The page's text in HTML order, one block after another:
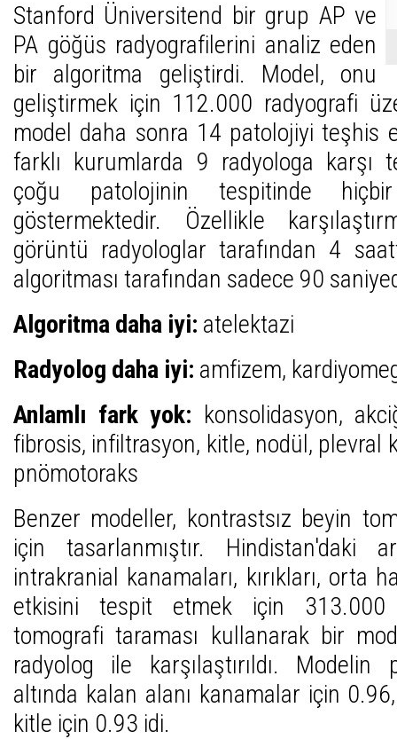
Stanford Üniversitend bir grup AP ve
PA göğüs radyografilerini analiz eden
bir algoritma geliştirdi. Model, onu
geliştirmek için 112.000 radyografi
model daha sonra 14 patolojiyi teşhis
farklı kurumlarda 9 radyologa karşı
çoğu patolojinin tespitinde hiçbir
göstermektedir. Özellikle
görüntü radyologlar tarafından 4
algoritması tarafından sadece 90
Algoritma daha iyi: atelektazi
Radyolog daha iyi: amfizem,
Anlamlı fark yok: konsolidasyon,
fibrosis, infiltrasyon, kitle, nodül, plevral
pnömotoraks
Benzer modeller, kontrastsız beyin
için tasarlanmıştır. Hindistan'daki
intrakranial kanamaları, kırıkları, orta
etkisini tespit etmek için 313.000
tomografi taraması kullanarak bir
radyolog ile karşılaştırıldı. Modelin
altında kalan alanı kanamalar için
kitle için 0.93 idi.